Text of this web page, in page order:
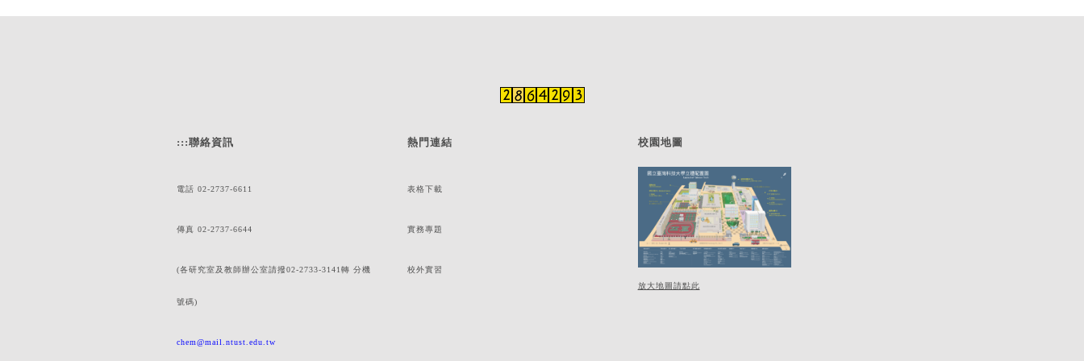
:::聯絡資訊
電話 02-2737-6611
傳真 02-2737-6644
(各研究室及教師辦公室請撥02-2733-3141轉 分機
號碼)
chem@mail.ntust.edu.tw
熱門連結
表格下載
實務專題
校外實習
校園地圖
放大地圖請點此